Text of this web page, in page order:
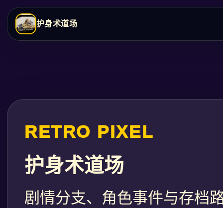
护身术道场
RETRO PIXEL
护身术道场
剧情分支、角色事件与存档